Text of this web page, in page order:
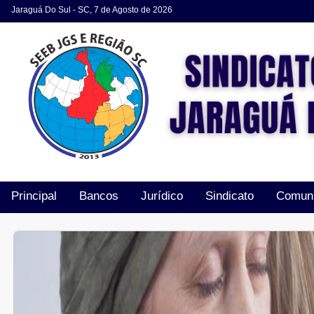
Jaraguá Do Sul - SC, 7 de Agosto de 2026
Principal Bancos Jurídico Sindicato